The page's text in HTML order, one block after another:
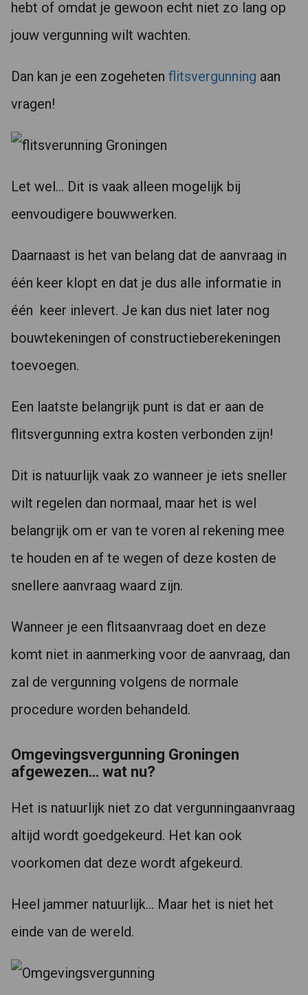
hebt of omdat je gewoon echt niet zo lang op
jouw vergunning wilt wachten.
Dan kan je een zogeheten flitsvergunning aan
vragen!
Let wel… Dit is vaak alleen mogelijk bij
eenvoudigere bouwwerken.
Daarnaast is het van belang dat de aanvraag in
één keer klopt en dat je dus alle informatie in
één keer inlevert. Je kan dus niet later nog
bouwtekeningen of constructieberekeningen
toevoegen.
Een laatste belangrijk punt is dat er aan de
flitsvergunning extra kosten verbonden zijn!
Dit is natuurlijk vaak zo wanneer je iets sneller
wilt regelen dan normaal, maar het is wel
belangrijk om er van te voren al rekening mee
te houden en af te wegen of deze kosten de
snellere aanvraag waard zijn.
Wanneer je een flitsaanvraag doet en deze
komt niet in aanmerking voor de aanvraag, dan
zal de vergunning volgens de normale
procedure worden behandeld.
Omgevingsvergunning Groningen
afgewezen… wat nu?
Het is natuurlijk niet zo dat vergunningaanvraag
altijd wordt goedgekeurd. Het kan ook
voorkomen dat deze wordt afgekeurd.
Heel jammer natuurlijk… Maar het is niet het
einde van de wereld.